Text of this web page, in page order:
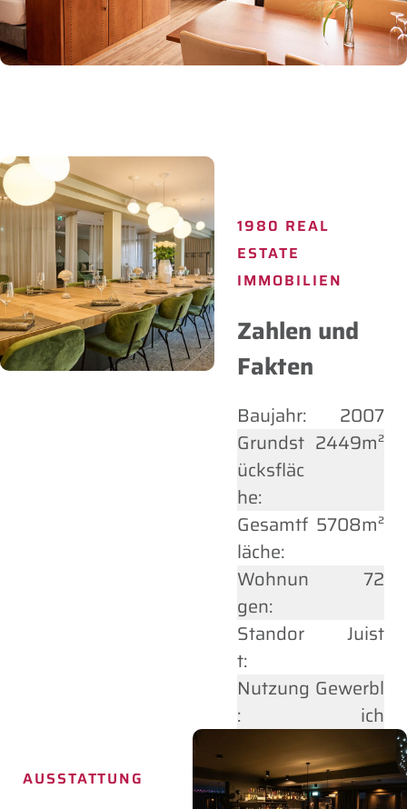
1980 REAL
ESTATE
IMMOBILIEN
Zahlen und
Fakten
Baujahr:
2007
Grundst
ücksfläc
he:
2449m²
Gesamtf
läche:
5708m²
Wohnun
gen:
72
Standor
t:
Juist
Nutzung
:
Gewerbl
ich
AUSSTATTUNG